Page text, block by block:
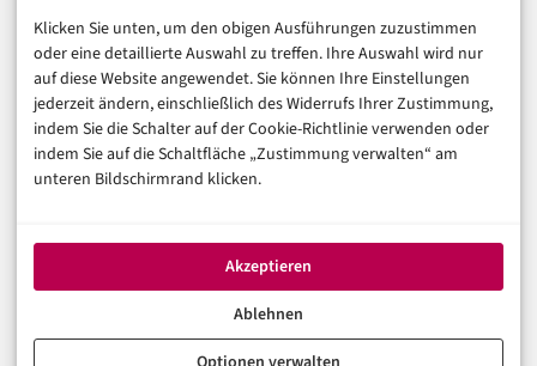
Klicken Sie unten, um den obigen Ausführungen zuzustimmen
oder eine detaillierte Auswahl zu treffen. Ihre Auswahl wird nur
auf diese Website angewendet. Sie können Ihre Einstellungen
jederzeit ändern, einschließlich des Widerrufs Ihrer Zustimmung,
indem Sie die Schalter auf der Cookie-Richtlinie verwenden oder
indem Sie auf die Schaltfläche „Zustimmung verwalten“ am
unteren Bildschirmrand klicken.
Akzeptieren
Ablehnen
Magazin
Unsere Redaktion
Werbeformate & Media Kit
Rechtliches
Datenschutzerklärung (EU)
Cookie-Richtlinie (EU)